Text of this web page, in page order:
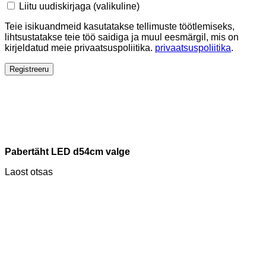
Liitu uudiskirjaga (valikuline)
Teie isikuandmeid kasutatakse tellimuste töötlemiseks,
lihtsustatakse teie töö saidiga ja muul eesmärgil, mis on
kirjeldatud meie privaatsuspoliitika. privaatsuspoliitika.
Registreeru
Pabertäht LED d54cm valge
Laost otsas